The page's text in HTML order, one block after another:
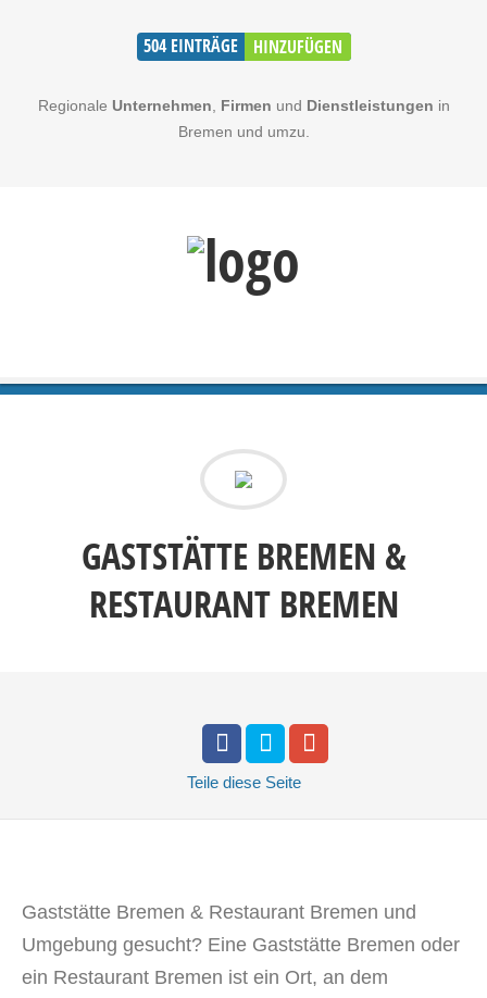
504 EINTRÄGE HINZUFÜGEN
Regionale Unternehmen Firmen und Dienstleistungen in
Bremen und umzu.
GASTSTÄTTE BREMEN &
RESTAURANT BREMEN
Teile diese Seite
Gaststätte Bremen & Restaurant Bremen und
Umgebung gesucht? Eine Gaststätte Bremen oder
ein Restaurant Bremen ist ein Ort, an dem